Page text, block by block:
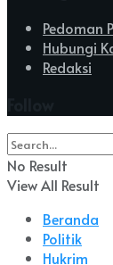
Pedoman
Hubungi
Redaksi
No Result
View All Result
Beranda
Politik
Hukrim